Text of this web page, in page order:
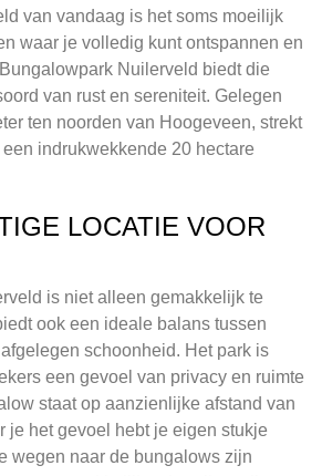
van vandaag is het soms moeilijk
waar je volledig kunt ontspannen en
Nuilerveld biedt die
van rust en sereniteit. Gelegen
ten noorden van Hoogeveen, strekt
indrukwekkende 20 hectare
LOCATIE VOOR
is niet alleen gemakkelijk te
ook een ideale balans tussen
schoonheid. Het park is
een gevoel van privacy en ruimte
staat op aanzienlijke afstand van
je het gevoel hebt je eigen stukje
wegen naar de bungalows zijn